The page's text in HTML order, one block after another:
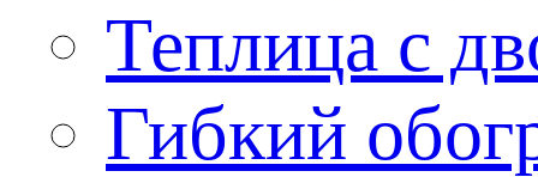
Теплица с
Гибкий